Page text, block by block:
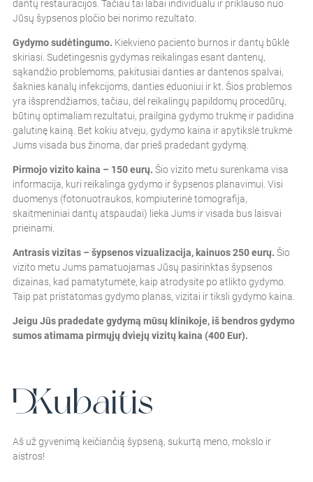
dantų restauracijos. Tačiau tai labai individualu ir priklauso nuo
Jūsų šypsenos pločio bei norimo rezultato.
Gydymo sudėtingumo. Kiekvieno paciento burnos ir dantų būklė
skiriasi. Sudėtingesnis gydymas reikalingas esant dantenų,
sąkandžio problemoms, pakitusiai danties ar dantenos spalvai,
šaknies kanalų infekcijoms, danties ėduoniui ir kt. Šios problemos
yra išsprendžiamos, tačiau, dėl reikalingų papildomų procedūrų,
būtinų optimaliam rezultatui, prailgina gydymo trukmę ir padidina
galutinę kainą. Bet kokiu atveju, gydymo kaina ir apytikslė trukmė
Jums visada bus žinoma, dar prieš pradedant gydymą.
Pirmojo vizito kaina – 150 eurų. Šio vizito metu surenkama visa
informacija, kuri reikalinga gydymo ir šypsenos planavimui. Visi
duomenys (fotonuotraukos, kompiuterinė tomografija,
skaitmeniniai dantų atspaudai) lieka Jums ir visada bus laisvai
prieinami.
Antrasis vizitas – šypsenos vizualizacija, kainuos 250 eurų. Šio
vizito metu Jums pamatuojamas Jūsų pasirinktas šypsenos
dizainas, kad pamatytumėte, kaip atrodysite po atlikto gydymo.
Taip pat pristatomas gydymo planas, vizitai ir tiksli gydymo kaina.
Jeigu Jūs pradedate gydymą mūsų klinikoje, iš bendros gydymo
sumos atimama pirmųjų dviejų vizitų kaina (400 Eur).
Aš už gyvenimą keičiančią šypseną, sukurtą meno, mokslo ir
aistros!